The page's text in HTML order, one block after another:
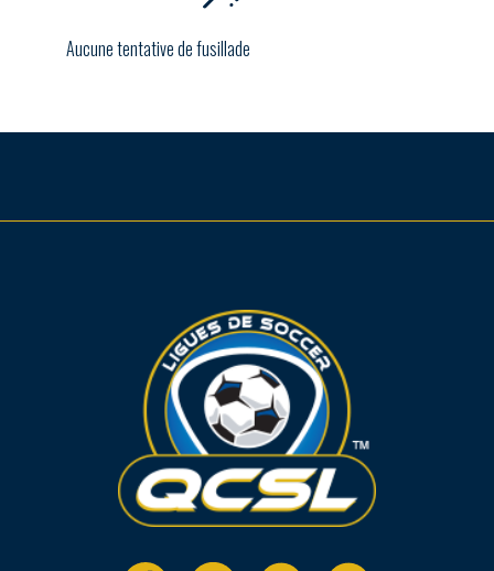
Aucune tentative de fusillade